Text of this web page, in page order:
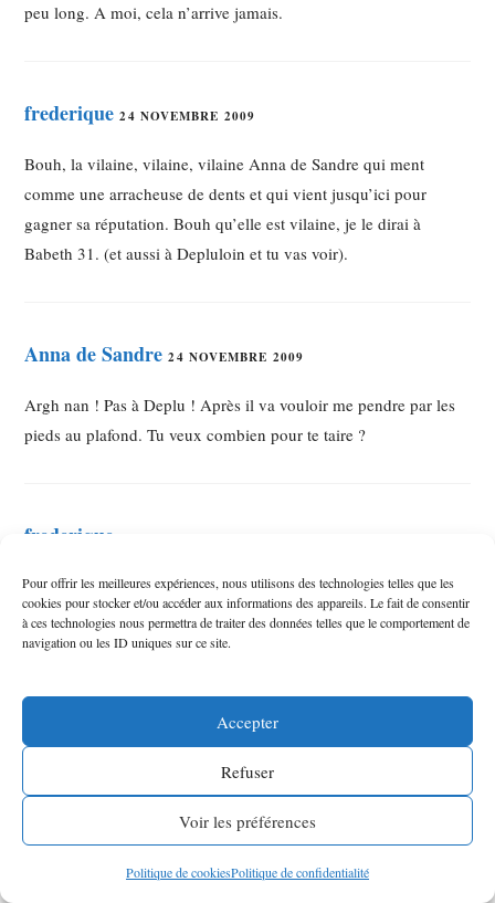
Pour offrir les meilleures expériences, nous utilisons des technologies telles que les
cookies pour stocker et/ou accéder aux informations des appareils. Le fait de consentir
à ces technologies nous permettra de traiter des données telles que le comportement de
navigation ou les ID uniques sur ce site.
Accepter
Refuser
Voir les préférences
Politique de cookiesPolitique de confidentialité
peu long. A moi, cela n’arrive jamais.
frederique 24 NOVEMBRE 2009
Bouh, la vilaine, vilaine, vilaine Anna de Sandre qui ment
comme une arracheuse de dents et qui vient jusqu’ici pour
gagner sa réputation. Bouh qu’elle est vilaine, je le dirai à
Babeth 31. (et aussi à Depluloin et tu vas voir).
Anna de Sandre 24 NOVEMBRE 2009
Argh nan ! Pas à Deplu ! Après il va vouloir me pendre par les
pieds au plafond. Tu veux combien pour te taire ?
frederique
un week end choucroute comme celui que tu as avec les gens
qui t’ont occupée toute une semaine :0)
25 NOVEMBRE 2009
Frédérique, j’ai brusquement changé d’avis : elle est super cette
page d’accueil!! Disign, harmonie des couleurs, belles nanas…
traitements que je vous ai réservés… (de la choucroute? tout est